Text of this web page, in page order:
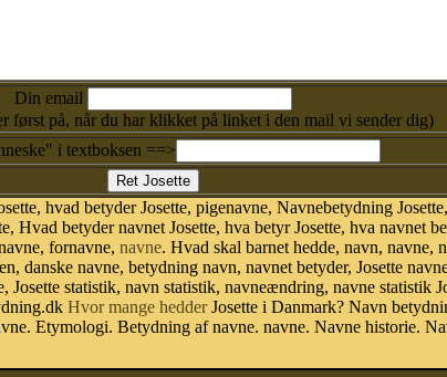
Din email
først på, når du har klikket på linket i den mail vi sender dig)
i textboksen ==>
hvad betyder Josette, pigenavne, Navnebetydning
Hvad betyder navnet Josette, hva betyr Josette, hva navnet
fornavne, navne. Hvad skal barnet hedde, navn, navne,
danske navne, betydning navn, navnet betyder, Josette
Josette statistik, navn statistik, navneændring, navne statistik
Hvor mange hedderJosette i Danmark? Navn
Etymologi. Betydning af navne. navne. Navne historie.